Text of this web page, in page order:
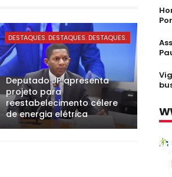
DESTAQUES. DESTAQUES. DESTAQUES.
Deputado JP apresenta
projeto para
reestabelecimento célere
de energia elétrica